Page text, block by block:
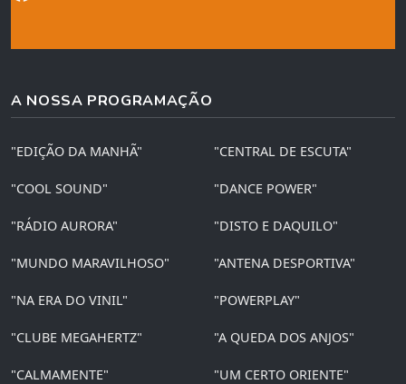
A NOSSA PROGRAMAÇÃO
"EDIÇÃO DA MANHÃ" "CENTRAL DE ESCUTA"
"COOL SOUND" "DANCE POWER"
"RÁDIO AURORA" "DISTO E DAQUILO"
"MUNDO MARAVILHOSO" "ANTENA DESPORTIVA"
"NA ERA DO VINIL" "POWERPLAY"
"CLUBE MEGAHERTZ" "A QUEDA DOS ANJOS"
"CALMAMENTE" "UM CERTO ORIENTE"